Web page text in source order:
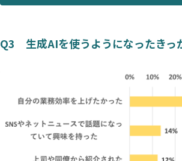
Q3 生成AIを使うようになったきっ